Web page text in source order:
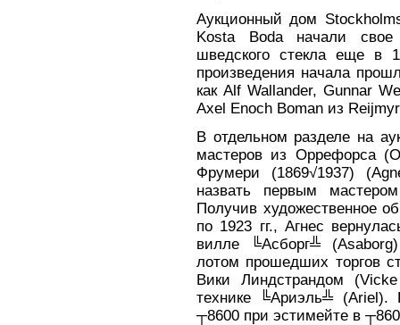
Аукционный дом
Kosta Boda начали свое
шведского стекла еще в
произведения начала
как Alf Wallander, Gunnar
Axel Enoch Boman из
В отдельном разделе на
мастеров из Оррефорса
Фрумери (1869√1937)
назвать первым
Получив художественное
по 1923 гг., Агнес
вилле ╚Асборг╩
лотом прошедших торгов
Вики Линдстрандом
технике ╚Ариэль╩ (Ariel).
┬8600 при эстимейте в